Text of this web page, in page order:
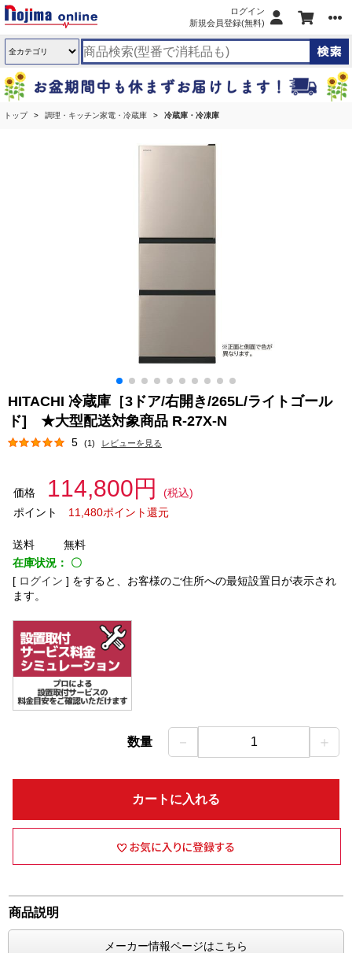
ログイン
新規会員登録(無料)
トップ 調理・キッチン家電・冷蔵庫 冷蔵庫・冷凍庫
HITACHI 冷蔵庫［3ドア/右開き/265L/ライトゴール
ド] ★大型配送対象商品 R-27X-N
5 (1) レビューを見る
価格 114,800円
(税込)
ポイント
11,480ポイント還元
送料
無料
在庫状況： 〇
[ ログイン ] をすると、お客様のご住所への最短設置日が表示され
ます。
数量 － 1 ＋
カートに入れる
商品説明
メーカー情報ページはこちら